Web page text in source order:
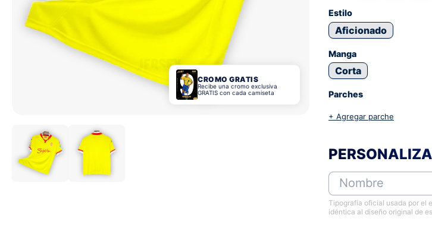
CROMO GRATIS
Recibe una cromo exclusiva
GRATIS con cada camiseta
Estilo
Aficionado
Manga
Corta
Parches
+ Agregar parche
Nombre
Tipografía oficial usada por el
idéntica al diseño original de